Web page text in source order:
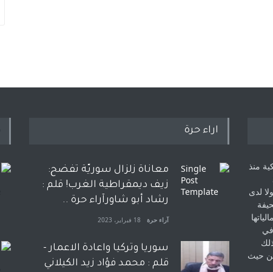
منذ
لدى
في
حيث
اراء حرة
معاناة زلزال سوريّة تفضح:
زيف ديمقراطية الغرب! قلم :
رشاد أبو شاورآراء حرة ..
آراء حرة 18 فبراير، 2023
سوريا وتركيا واعادة الاعمار -
قلم : محمد فؤاد زيد الكيلاني